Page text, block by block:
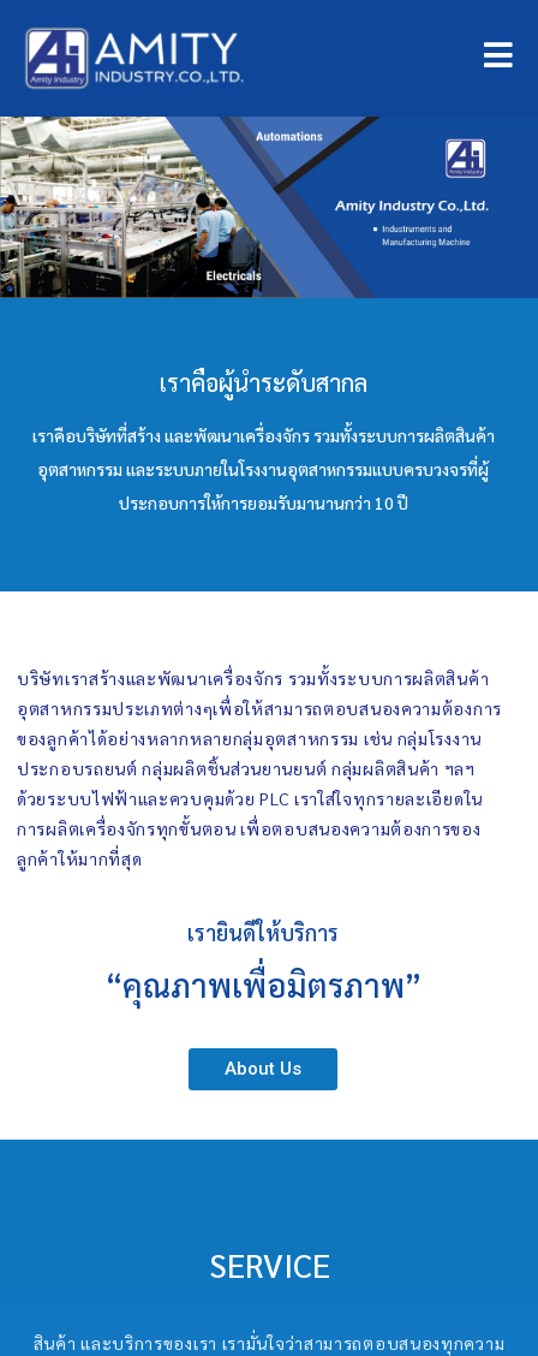
เราคือผู้นำระดับสากล
เราคือบริษัทที่สร้าง และพัฒนาเครื่องจักร รวมทั้งระบบการผลิตสินค้า
อุตสาหกรรม และระบบภายในโรงงานอุตสาหกรรมแบบครบวงจรที่ผู้
ประกอบการให้การยอมรับมานานกว่า 10 ปี
บริษัทเราสร้างและพัฒนาเครื่องจักร รวมทั้งระบบการผลิตสินค้า
อุตสาหกรรมประเภทต่างๆเพื่อให้สามารถตอบสนองความต้องการ
ของลูกค้าได้อย่างหลากหลายกลุ่มอุตสาหกรรม เช่น กลุ่มโรงงาน
ประกอบรถยนต์ กลุ่มผลิตชิ้นส่วนยานยนต์ กลุ่มผลิตสินค้า ฯลฯ
ด้วยระบบไฟฟ้าและควบคุมด้วย PLC เราใส่ใจทุกรายละเอียดใน
การผลิตเครื่องจักรทุกขั้นตอน เพื่อตอบสนองความต้องการของ
ลูกค้าให้มากที่สุด
เรายินดีให้บริการ
“คุณภาพเพื่อมิตรภาพ”
About Us
SERVICE
สินค้า และบริการของเรา เรามั่นใจว่าสามารถตอบสนองทุกความ